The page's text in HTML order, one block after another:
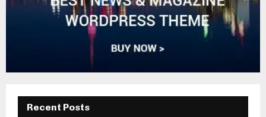
Recent Posts